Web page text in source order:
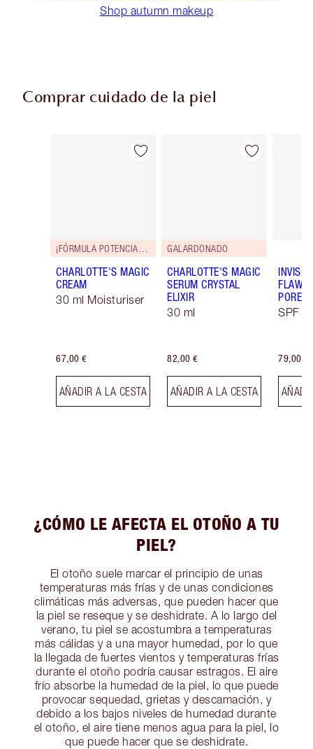
Shop autumn makeup
Comprar cuidado de la piel
Artículo 1 de 114
¡FÓRMULA POTENCIADA!
CHARLOTTE'S MAGIC
CREAM
30 ml Moisturiser
67,00 €
AÑADIR A LA CESTA
Artículo 2 de 114
GALARDONADO
CHARLOTTE'S MAGIC
SERUM CRYSTAL
ELIXIR
30 ml
82,00 €
AÑADIR A LA CESTA
SPF
79,00 €
¿CÓMO LE AFECTA EL OTOÑO A TU
PIEL?
El otoño suele marcar el principio de unas
temperaturas más frías y de unas condiciones
climáticas más adversas, que pueden hacer que
la piel se reseque y se deshidrate. A lo largo del
verano, tu piel se acostumbra a temperaturas
más cálidas y a una mayor humedad, por lo que
la llegada de fuertes vientos y temperaturas frías
durante el otoño podría causar estragos. El aire
frío absorbe la humedad de la piel, lo que puede
provocar sequedad, grietas y descamación, y
debido a los bajos niveles de humedad durante
el otoño, el aire tiene menos agua para la piel, lo
que puede hacer que se deshidrate.